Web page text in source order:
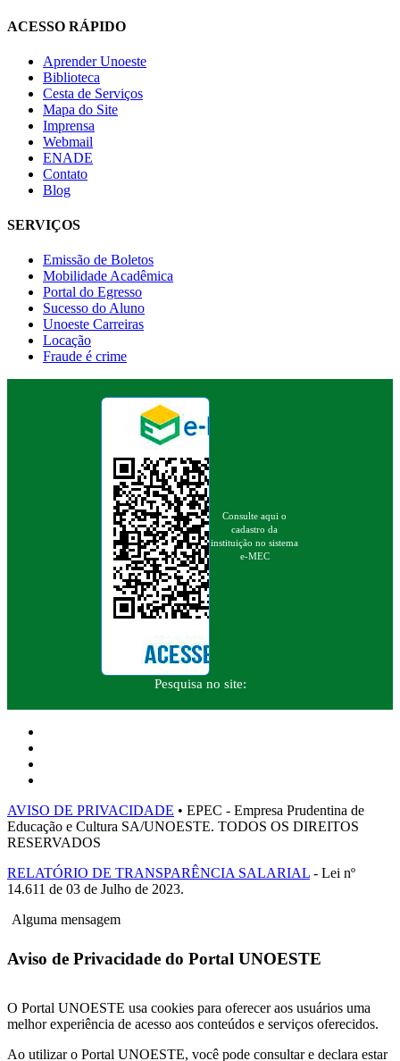
ACESSO RÁPIDO
Aprender Unoeste
Biblioteca
Cesta de Serviços
Mapa do Site
Imprensa
Webmail
ENADE
Contato
Blog
SERVIÇOS
Emissão de Boletos
Mobilidade Acadêmica
Portal do Egresso
Sucesso do Aluno
Unoeste Carreiras
Locação
Fraude é crime
Consulte aqui o
cadastro da
instituição no sistema
e-MEC
Pesquisa no site:
AVISO DE PRIVACIDADE • EPEC - Empresa Prudentina de
Educação e Cultura SA/UNOESTE. TODOS OS DIREITOS
RESERVADOS
RELATÓRIO DE TRANSPARÊNCIA SALARIAL - Lei nº
14.611 de 03 de Julho de 2023.
Alguma mensagem
Aviso de Privacidade do Portal UNOESTE
O Portal UNOESTE usa cookies para oferecer aos usuários uma
melhor experiência de acesso aos conteúdos e serviços oferecidos.
Ao utilizar o Portal UNOESTE, você pode consultar e declara estar